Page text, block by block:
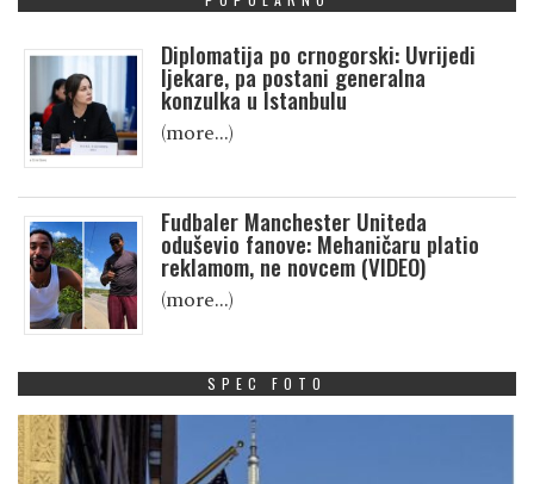
Diplomatija po crnogorski: Uvrijedi
ljekare, pa postani generalna
konzulka u Istanbulu
(more…)
Fudbaler Manchester Uniteda
oduševio fanove: Mehaničaru platio
reklamom, ne novcem (VIDEO)
(more…)
SPEC FOTO